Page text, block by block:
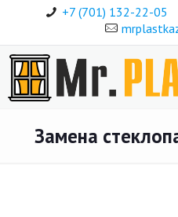
+7 (701) 132-22-05
Замена